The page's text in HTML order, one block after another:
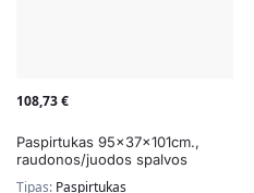
108,73€
Paspirtukas 95x37x101cm.,
raudonos/juodos spalvos
Tipas: Paspirtukas